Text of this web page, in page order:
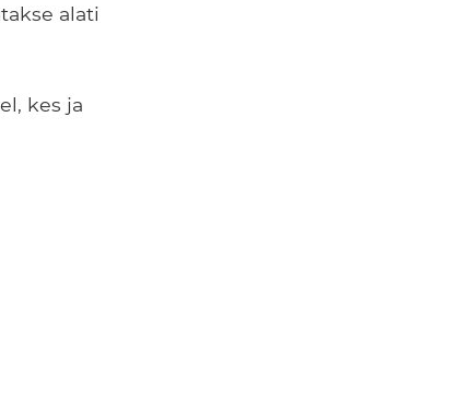
alati
kes ja